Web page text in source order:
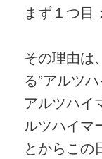
まず１つ目
その理由は
る”アルツ
アルツハイ
ルツハイマ
とからこの